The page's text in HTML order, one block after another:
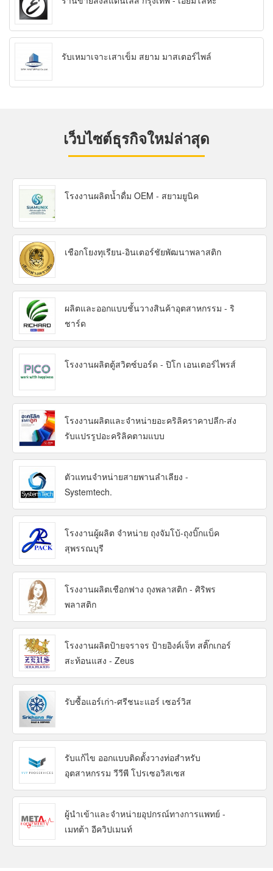
รับเหมาเจาะเสาเข็ม สยาม มาสเตอร์ไพล์
เว็บไซต์ธุรกิจใหม่ล่าสุด
โรงงานผลิตน้ำดื่ม OEM - สยามยูนิค
เชือกโยงทุเรียน-อินเตอร์ชัยพัฒนาพลาสติก
ผลิตและออกแบบชั้นวางสินค้าอุตสาหกรรม - ริ
ชาร์ด
โรงงานผลิตตู้สวิตซ์บอร์ด - ปิโก เอนเตอร์ไพรส์
โรงงานผลิตและจำหน่ายอะคริลิคราคาปลีก-ส่ง
รับแปรรูปอะคริลิคตามแบบ
ตัวแทนจำหน่ายสายพานลำเลียง -
Systemtech.
โรงงานผู้ผลิต จำหน่าย ถุงจัมโบ้-ถุงบิ๊กแบ็ค
สุพรรณบุรี
โรงงานผลิตเชือกฟาง ถุงพลาสติก - ศิริพร
พลาสติก
โรงงานผลิตป้ายจราจร ป้ายอิงค์เจ็ท สติ๊กเกอร์
สะท้อนแสง - Zeus
รับซื้อแอร์เก่า-ศรีชนะแอร์ เซอร์วิส
รับแก้ไข ออกแบบติดตั้งวางท่อสำหรับ
อุตสาหกรรม วีวีพี โปรเซอวิสเซส
ผู้นำเข้าและจำหน่ายอุปกรณ์ทางการแพทย์ -
เมทต้า อีควิปเมนท์